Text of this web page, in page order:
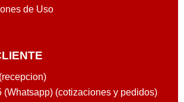
de Uso
(Whatsapp) (cotizaciones y pedidos)